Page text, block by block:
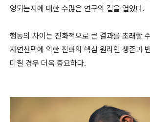
영되는지에 대한 수많은 연구의 길을 열었다.
행동의 차이는 진화적으로 큰 결과를 초래할
자연선택에 의한 진화의 핵심 원리인 생존과
미칠 경우 더욱 중요하다.